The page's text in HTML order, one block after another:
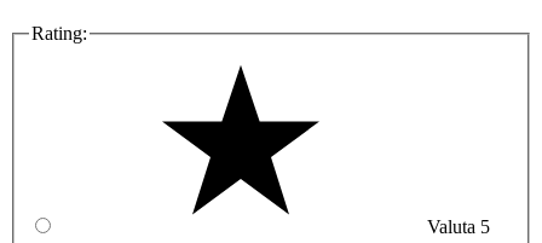
Rating:
Valuta 5